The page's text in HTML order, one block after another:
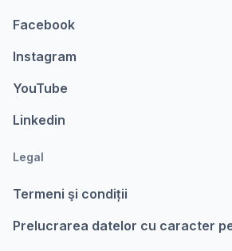
Facebook
Instagram
YouTube
Linkedin
Legal
Termeni şi condiții
Prelucrarea datelor cu caracter